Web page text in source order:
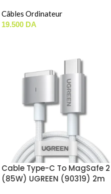
Câbles Ordinateur
19.500 DA
Cable Type-C To MagSafe 2
(85W) UGREEN (90319) 2m